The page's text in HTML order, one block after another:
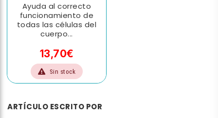
Ayuda al correcto
funcionamiento de
todas las células del
cuerpo...
13,70€
Sin stock
ARTÍCULO ESCRITO POR